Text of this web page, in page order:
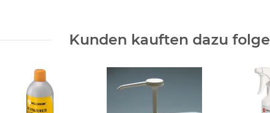
Kunden kauften dazu